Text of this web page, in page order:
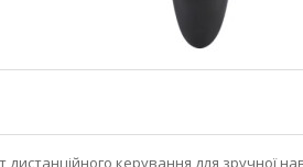
керування для зручної